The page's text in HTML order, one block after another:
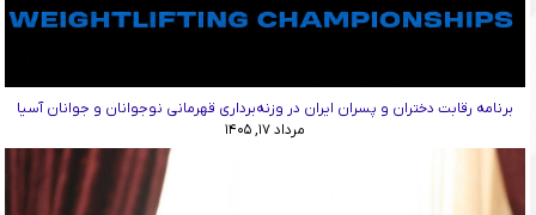
برنامه رقابت دختران و پسران ایران در وزنه‌برداری قهرمانی نوجوانان و جوانان آسیا
مرداد ۱۷, ۱۴۰۵